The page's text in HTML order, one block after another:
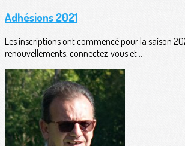
Adhésions 2021
Les inscriptions ont commencé pour la saison
renouvellements, connectez-vous et...